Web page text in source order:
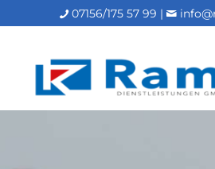
07156/175 57 99 |